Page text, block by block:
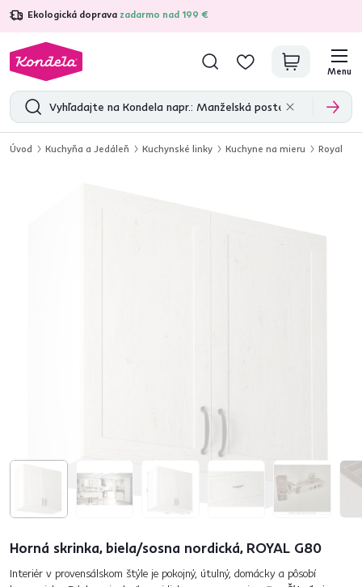
Ekologická doprava zadarmo nad 199 €
4,7 31 211overených produktových recenzií
Menu
Úvod Kuchyňa a Jedáleň Kuchynské linky Kuchyne na mieru Royal
Horná skrinka, biela/sosna nordická, ROYAL G80
Interiér v provensálskom štýle je pokojný, útulný, domácky a pôsobí